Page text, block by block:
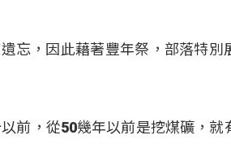
忘，因此藉著豐年祭，部落特別
前，從50幾年以前是挖煤礦，就